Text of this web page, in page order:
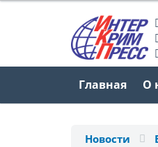
Главная О
Новости